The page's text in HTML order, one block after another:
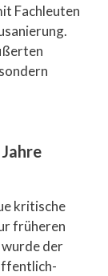
Fachleuten
kritische
früheren
der